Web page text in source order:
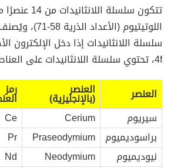
تتكون سلسلة
اللوتيتيوم
سلسلة اللانثانيدات إذا دخل الإلكترون
4f، تحتوي سلسلة اللانثانيدات على العناصر الآتية:
العنصر العنصر
(بالإنجليزية)
رمز
سيريوم
Cerium
Ce
براسوديميوم Praseodymium
Pr
نيوديميوم
Neodymium
Nd